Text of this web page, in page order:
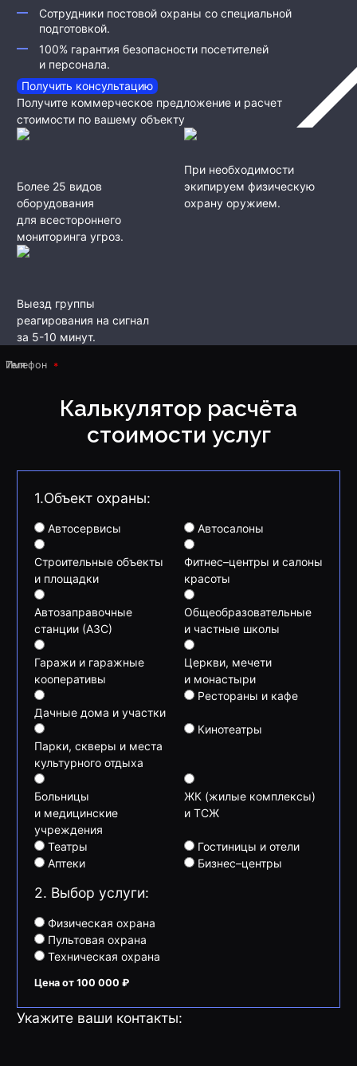
Сотрудники постовой охраны со специальной
подготовкой.
100% гарантия безопасности посетителей
и персонала.
Получить консультацию
Получите коммерческое предложение и расчет
стоимости по вашему объекту
Более 25 видов
оборудования
для всестороннего
мониторинга угроз.
При необходимости
экипируем физическую
охрану оружием.
Выезд группы
реагирования на сигнал
за 5-10 минут.
Калькулятор расчёта
стоимости услуг
1.Объект охраны:
Автосервисы Автосалоны
Строительные объекты
и площадки
Фитнес–центры и салоны
красоты
Автозаправочные
станции (АЗС)
Общеобразовательные
и частные школы
Гаражи и гаражные
кооперативы
Церкви, мечети
и монастыри
Дачные дома и участки
Рестораны и кафе
Парки, скверы и места
культурного отдыха
Кинотеатры
Больницы
и медицинские
учреждения
ЖК (жилые комплексы)
и ТСЖ
Театры
Гостиницы и отели
Аптеки
Бизнес–центры
2. Выбор услуги:
Физическая охрана
Пультовая охрана
Техническая охрана
Цена от 100 000 ₽
Укажите ваши контакты:
Имя
Телефон